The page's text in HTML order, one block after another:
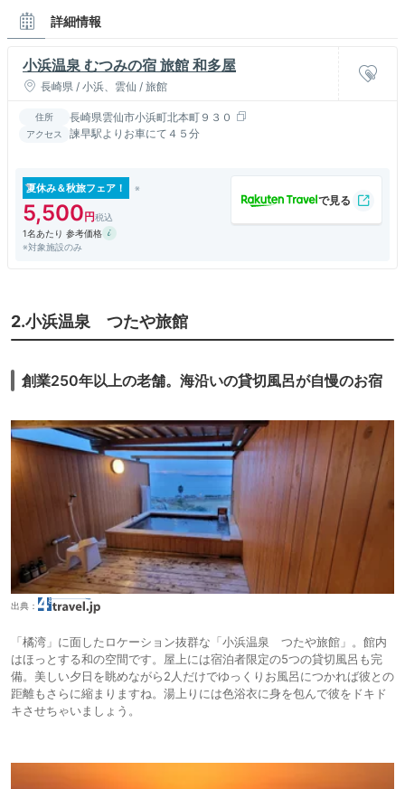
詳細情報
小浜温泉 むつみの宿 旅館 和多屋
長崎県 / 小浜、雲仙 / 旅館
住所 長崎県雲仙市小浜町北本町９３０
アクセス 諫早駅よりお車にて４５分
夏休み＆秋旅フェア！
5,500
1名あたり 参考価格
※対象施設のみ
2.小浜温泉 つたや旅館
創業250年以上の老舗。海沿いの貸切風呂が自慢のお宿
出典：
「橘湾」に面したロケーション抜群な「小浜温泉 つたや旅館」。館内
はほっとする和の空間です。屋上には宿泊者限定の5つの貸切風呂も完
備。美しい夕日を眺めながら2人だけでゆっくりお風呂につかれば彼との
距離もさらに縮まりますね。湯上りには色浴衣に身を包んで彼をドキド
キさせちゃいましょう。